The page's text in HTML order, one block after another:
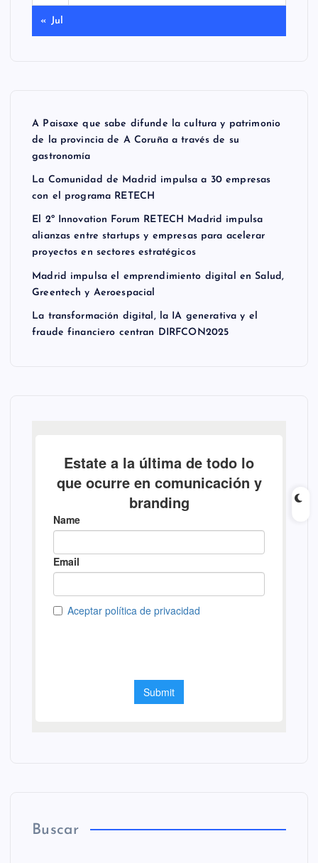
« Jul
A Paisaxe que sabe difunde la cultura y patrimonio
de la provincia de A Coruña a través de su
gastronomía
La Comunidad de Madrid impulsa a 30 empresas
con el programa RETECH
El 2º Innovation Forum RETECH Madrid impulsa
alianzas entre startups y empresas para acelerar
proyectos en sectores estratégicos
Madrid impulsa el emprendimiento digital en Salud,
Greentech y Aeroespacial
La transformación digital, la IA generativa y el
fraude financiero centran DIRFCON2025
Buscar